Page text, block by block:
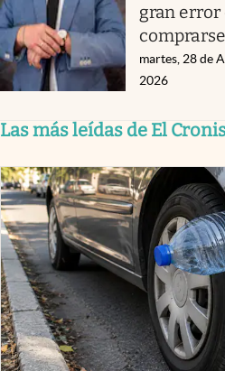
gran error
martes, 28 de
2026
Las más leídas de El